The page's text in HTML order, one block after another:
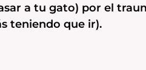
a tu gato) por el
teniendo que ir).